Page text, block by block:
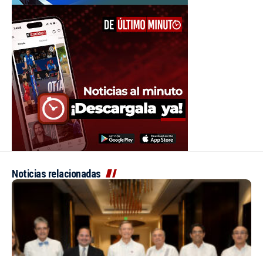
Noticias relacionadas